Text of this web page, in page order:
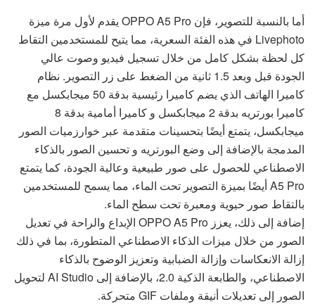
أما بالنسبة للتصوير، فإن OPPO A5 Pro يقدم لأول مرة ميزة
Livephoto في هذه الفئة السعرية، مما يتيح للمستخدمين التقاط
كل لحظة بشكل كامل من خلال تسجيل فيديو وصوت عالي
الجودة قبل وبعد 1.5 ثانية من الضغط على زر التصوير. نظام
كاميرا الهاتف الذي يضم كاميرا رئيسية بدقة 50 ميجابكسل مع
كاميرا بورتريه بدقة 2 ميجابكسل و كاميرا أمامية بدقة 8
ميجابكسل، يتمتع أيضًا بتحسينات متقدمة عبر خوارزميات الصور
المدمجة بالإضافة إلى وضع البورتريه و تحسين الصور بالذكاء
الاصطناعي للحصول على صور طبيعية وعالية الجودة، كما يتمتع
A5 Pro أيضًا بميزة التصوير تحت الماء، مما يسمح للمستخدمين
بالتقاط صور حيوية ومعبرة تحت سطح الماء.
إضافة إلى ذلك، يعزز OPPO A5 Pro الإبداع والراحة في تعديل
الصور من خلال ميزات الذكاء الاصطناعي المتطورة، بما في ذلك
إزالة الانعكاسات وإزالة الضبابية وتعزيز الوضوح بالذكاء
الاصطناعي، والطابعة الذكية 2.0، بالإضافة إلى AI Studio لتحويل
الصور إلى تعديلات أنيقة وملفات GIF متحركة.